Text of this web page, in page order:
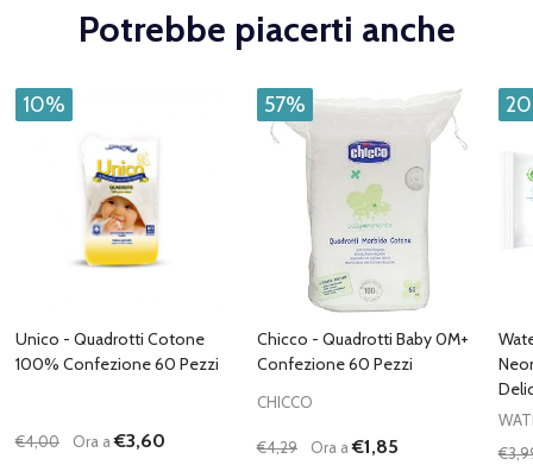
Potrebbe piacerti anche
10%
Unico - Quadrotti Cotone
100% Confezione 60 Pezzi
€4,00 Ora a€3,60
57%
Chicco - Quadrotti Baby 0M+
Confezione 60 Pezzi
CHICCO
€4,29 Ora a€1,85